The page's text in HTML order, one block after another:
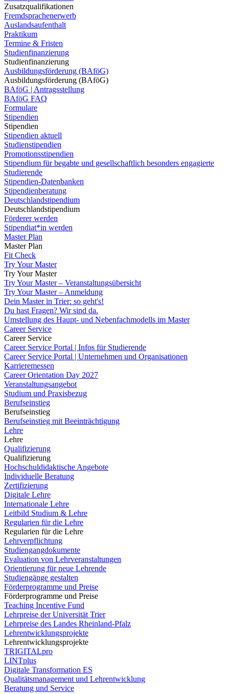
Zusatzqualifikationen
Fremdsprachenerwerb
Auslandsaufenthalt
Praktikum
Termine & Fristen
Studienfinanzierung
Studienfinanzierung
Ausbildungsförderung (BAföG)
Ausbildungsförderung (BAföG)
BAföG | Antragsstellung
BAföG FAQ
Formulare
Stipendien
Stipendien
Stipendien aktuell
Studienstipendien
Promotionsstipendien
Stipendium für begabte und gesellschaftlich besonders engagierte
Studierende
Stipendien-Datenbanken
Stipendienberatung
Deutschlandstipendium
Deutschlandstipendium
Förderer werden
Stipendiat*in werden
Master Plan
Master Plan
Fit Check
Try Your Master
Try Your Master
Try Your Master – Veranstaltungsübersicht
Try Your Master – Anmeldung
Dein Master in Trier: so geht's!
Du hast Fragen? Wir sind da.
Umstellung des Haupt- und Nebenfachmodells im Master
Career Service
Career Service
Career Service Portal | Infos für Studierende
Career Service Portal | Unternehmen und Organisationen
Karrieremessen
Career Orientation Day 2027
Veranstaltungsangebot
Studium und Praxisbezug
Berufseinstieg
Berufseinstieg
Berufseinstieg mit Beeinträchtigung
Lehre
Lehre
Qualifizierung
Qualifizierung
Hochschuldidaktische Angebote
Individuelle Beratung
Zertifizierung
Digitale Lehre
Internationale Lehre
Leitbild Studium & Lehre
Regularien für die Lehre
Regularien für die Lehre
Lehrverpflichtung
Studiengangdokumente
Evaluation von Lehrveranstaltungen
Orientierung für neue Lehrende
Studiengänge gestalten
Förderprogramme und Preise
Förderprogramme und Preise
Teaching Incentive Fund
Lehrpreise der Universität Trier
Lehrpreise des Landes Rheinland-Pfalz
Lehrentwicklungsprojekte
Lehrentwicklungsprojekte
TRIGITALpro
LINTplus
Digitale Transformation ES
Qualitätsmanagement und Lehrentwicklung
Beratung und Service